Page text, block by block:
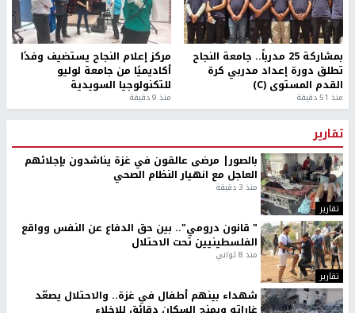
بمشاركة 25 مدرباً.. جامعة النجاح
تطلق دورة إعداد مدربي كرة
القدم المستوى (C)
منذ 51 دقيقة
مركز إعلام النجاح يستضيف وفدًا
أكاديميًا من جامعة لوليو
للتكنولوجيا السويدية
منذ 9 دقيقة
تقارير
تقارير
بالصور| مرضى عالقون في غزة يناشدون بإجلائهم
العاجل مع انهيار النظام الصحي
منذ 3 دقيقة
تقارير
" قانون درومي".. بين حق الدفاع عن النفس وواقع
الفلسطينيين تحت الاحتلال
منذ 8 ثواني
شهداء بينهم أطفال في غزة.. والاحتلال يصعّد